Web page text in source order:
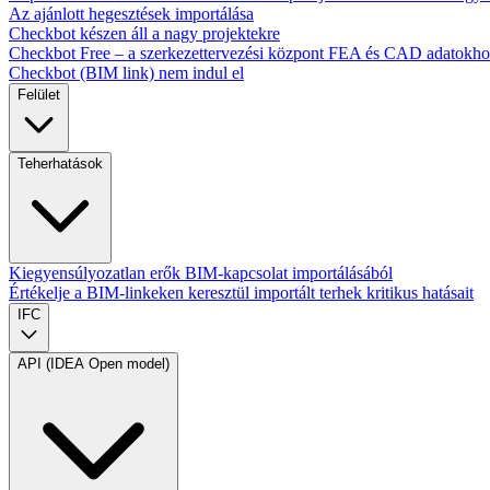
Az ajánlott hegesztések importálása
Checkbot készen áll a nagy projektekre
Checkbot Free – a szerkezettervezési központ FEA és CAD
Checkbot (BIM link) nem indul el
Felület
Teherhatások
Kiegyensúlyozatlan erők BIM-kapcsolat importálásából
Értékelje a BIM-linkeken keresztül importált terhek kritikus hatásait
IFC
API (IDEA Open model)